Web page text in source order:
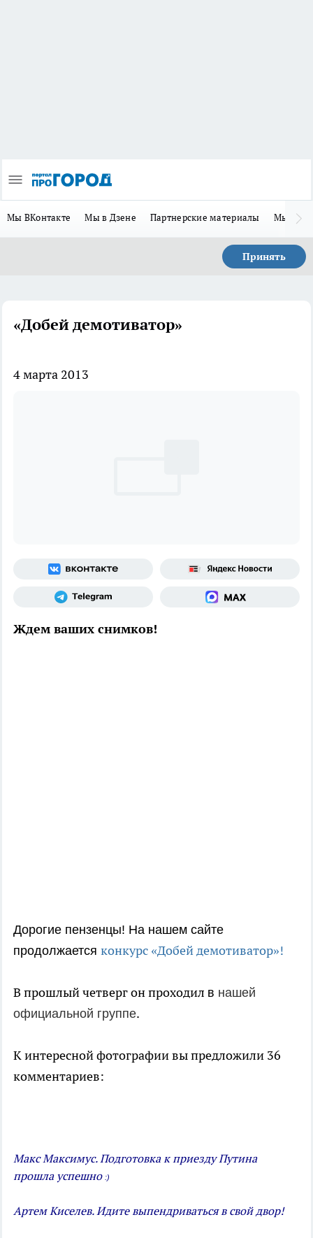
Мы ВКонтакте Мы в Дзене Партнерские материалы Мы в
Принять
«Добей демотиватор»
4 марта 2013
Ждем ваших снимков!
Дорогие пензенцы! На нашем сайте
продолжается конкурс «Добей демотиватор»!
В прошлый четверг он проходил в нашей
официальной группе.
К интересной фотографии вы предложили 36
комментариев:
Макс Максимус. Подготовка к приезду Путина
прошла успешно :)
Артем Киселев. Идите выпендриваться в свой двор!